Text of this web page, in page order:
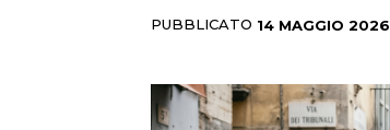
PUBBLICATO 14 MAGGIO 2026